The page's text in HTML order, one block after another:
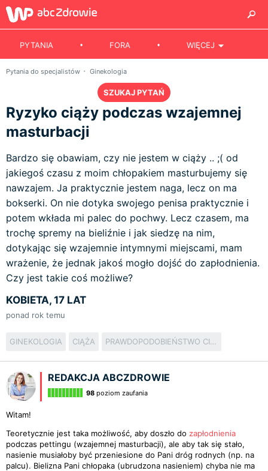
PYTANIA FORA WIĘCEJ
Pytania do specjalistów Ginekologia
SZUKAJ PYTAŃ
Ryzyko ciąży podczas wzajemnej
masturbacji
Bardzo się obawiam, czy nie jestem w ciąży .. ;( od
jakiegoś czasu z moim chłopakiem masturbujemy się
nawzajem. Ja praktycznie jestem naga, lecz on ma
bokserki. On nie dotyka swojego penisa praktycznie i
potem wkłada mi palec do pochwy. Lecz czasem, ma
trochę spremy na bieliźnie i jak siedzę na nim,
dotykając się wzajemnie intymnymi miejscami, mam
wrażenie, że jednak jakoś mogło dojść do zapłodnienia.
Czy jest takie coś możliwe?
KOBIETA, 17 LAT
ponad rok temu
GINEKOLOGIA CIĄŻA PRAWDOPODOBIEŃSTWO CIĄŻY
REDAKCJA ABCZDROWIE
98 poziom zaufania
Witam!
Teoretycznie jest taka możliwość, aby doszło do zapłodnienia
podczas pettingu (wzajemnej masturbacji), ale aby tak się stało,
nasienie musiałoby być przeniesione do Pani dróg rodnych (np. na
palcu). Bielizna Pani chłopaka (ubrudzona nasieniem) chyba nie ma